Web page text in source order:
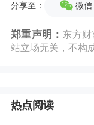
福科技
、 新
创、新时达
来访接待量
分享至： 微信
郑重声明： 东方
站立场无关，不构
热点阅读